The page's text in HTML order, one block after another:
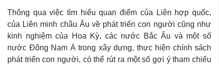
Thông qua việc tìm hiểu quan điểm của Liên hợp quốc,
của Liên minh châu Âu về phát triển con người cũng như
kinh nghiệm của Hoa Kỳ, các nước Bắc Âu và một số
nước Đông Nam Á trong xây dựng, thực hiện chính sách
phát triển con người, có thể rút ra một số gợi ý tham chiếu